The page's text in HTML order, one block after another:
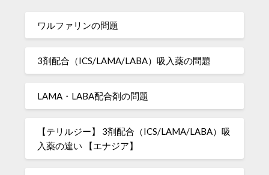
ワルファリンの問題
3剤配合（ICS/LAMA/LABA）吸入薬の問題
LAMA・LABA配合剤の問題
【テリルジー】 3剤配合（ICS/LAMA/LABA）吸
入薬の違い 【エナジア】